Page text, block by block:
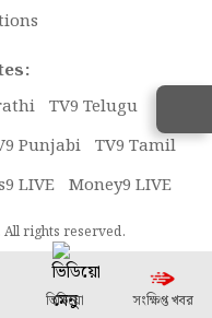
TV9 Telugu
Punjabi TV9 Tamil
LIVE Money9 LIVE
All rights reserved.
ভিডিয়ো সংক্ষিপ্ত খবর